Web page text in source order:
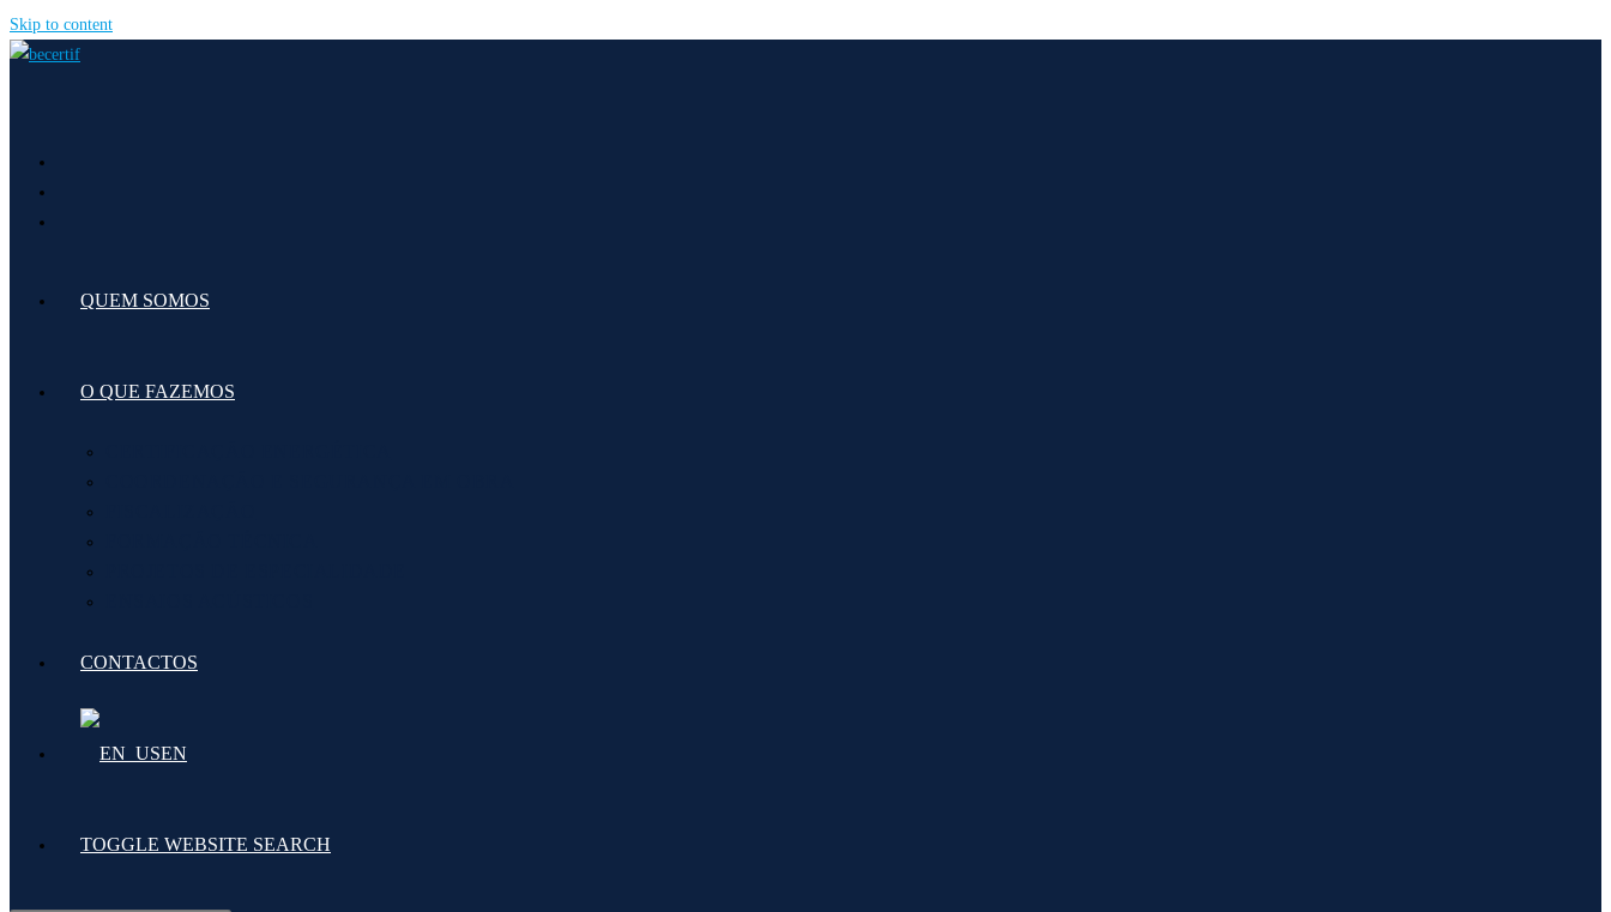
Skip to content
QUEM SOMOS
O QUE FAZEMOS
CONTACTOS
EN
TOGGLE WEBSITE SEARCH